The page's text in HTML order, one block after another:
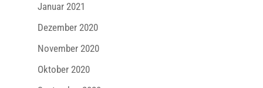
Januar 2021
Dezember 2020
November 2020
Oktober 2020